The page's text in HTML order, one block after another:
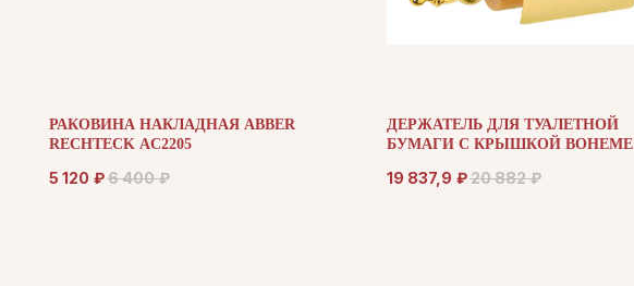
РАКОВИНА НАКЛАДНАЯ ABBER
RECHTECK AC2205
5 120 ₽6 400 ₽
ДЕРЖАТЕЛЬ ДЛЯ ТУАЛЕТНОЙ
БУМАГИ С КРЫШКОЙ BOHEME
19 837,9 ₽20 882 ₽